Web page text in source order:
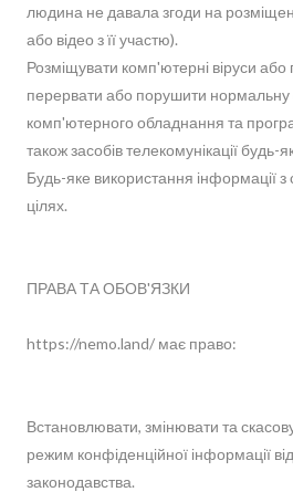
людина не давала згоди на
або відео з її участю).
Розміщувати комп'ютерні віруси або
перервати або порушити нормальну
комп'ютерного обладнання та
також засобів телекомунікації будь-
Будь-яке використання інформації з
цілях.
ПРАВА ТА ОБОВ'ЯЗКИ
https://nemo.land/ має право:
Встановлювати, змінювати та
режим конфіденційної інформації
законодавства.